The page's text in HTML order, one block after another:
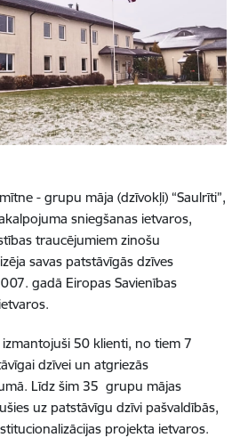
- grupu māja (dzīvokļi) “Saulrīti”,
sniegšanas ietvaros,
traucējumiem zinošu
savas patstāvīgās dzīves
gadā Eiropas Savienības
50 klienti, no tiem 7
dzīvei un atgriezās
Līdz šim 35 grupu mājas
uz patstāvīgu dzīvi pašvaldībās,
projekta ietvaros.